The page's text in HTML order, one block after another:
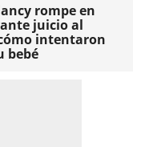
rompe en
juicio al
intentaron
bebé